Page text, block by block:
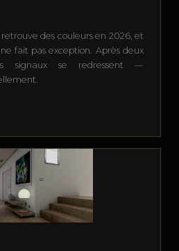
des couleurs en 2026, et
fait pas exception. Après deux
signaux se redressent —